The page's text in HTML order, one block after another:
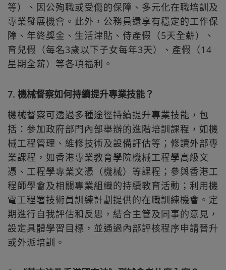
等）、因公殉職或受傷的保障、多元化在職培訓及
專業發展機會。此外，公務員還享有穩定的工作保
障、年終獎金、生活津貼、侍產假（5天全薪）、
育兒假（每名3歲以下子女每年3天）、產假（14
星期全薪）等各項福利。
7. 機械督察如何持續提升專業技能？
機械督察可透過多種途徑持續提升專業技能，包
括：參加政府部門內部舉辦的進階培訓課程，如機
械工程管理、維修技術及設備評估等；修讀外部專
業課程，如香港專業教育學院機械工程學高級文
憑、工程學專業文憑（機械）等課程；參與香港工
程師學會及相關專業組織的持續教育活動；利用機
電工程署技術員訓練計劃提供的在職訓練機會。定
期進行自我評估和反思，結合主管及同事的意見，
設定具體學習目標，並通過內部評核程序申請晉升
或外派培訓。